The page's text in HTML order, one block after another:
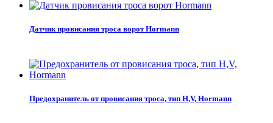
Датчик провисания троса ворот Hormann
Предохранитель от провисания троса, тип H,V, Hormann